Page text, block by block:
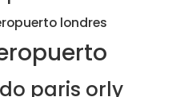
londres
paris orly